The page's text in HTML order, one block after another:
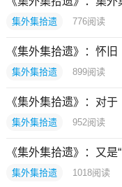
集外集拾遗 776阅读
《集外集拾遗》：怀旧
集外集拾遗 899阅读
《集外集拾遗》：对
集外集拾遗 952阅读
《集外集拾遗》：又是
集外集拾遗 1018阅读